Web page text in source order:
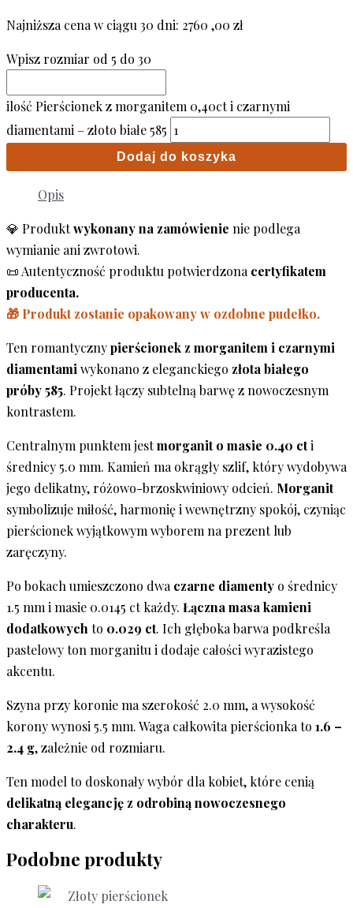
Najniższa cena w ciągu 30 dni: 2760 ,00 zł
Wpisz rozmiar od 5 do 30
ilość Pierścionek z morganitem 0,40ct i czarnymi
diamentami – złoto białe 585
Dodaj do koszyka
Opis
💎 Produktwykonany na zamówienie nie podlega
wymianie ani zwrotowi.
📜 Autentyczność produktu potwierdzona certyfikatem
producenta.
🎁 Produkt zostanie opakowany w ozdobne pudełko.
Ten romantycznypierścionek z morganitem i czarnymi
diamentami wykonano z eleganckiego złota białego
próby 585. Projekt łączy subtelną barwę z nowoczesnym
kontrastem.
Centralnym punktem jestmorganit o masie 0.40 cti
średnicy 5.0 mm. Kamień ma okrągły szlif, który wydobywa
jego delikatny, różowo-brzoskwiniowy odcień. Morganit
symbolizuje miłość, harmonię i wewnętrzny spokój, czyniąc
pierścionek wyjątkowym wyborem na prezent lub
zaręczyny.
Po bokach umieszczono dwa czarne diamenty o średnicy
1.5 mm i masie 0.0145 ct każdy. Łączna masa kamieni
dodatkowych to 0.029 ct. Ich głęboka barwa podkreśla
pastelowy ton morganitu i dodaje całości wyrazistego
akcentu.
Szyna przy koronie ma szerokość 2.0 mm, a wysokość
korony wynosi 5.5 mm. Waga całkowita pierścionka to 1.6 –
2.4 g, zależnie od rozmiaru.
Ten model to doskonały wybór dla kobiet, które cenią
delikatną elegancję z odrobiną nowoczesnego
charakteru.
Podobne produkty